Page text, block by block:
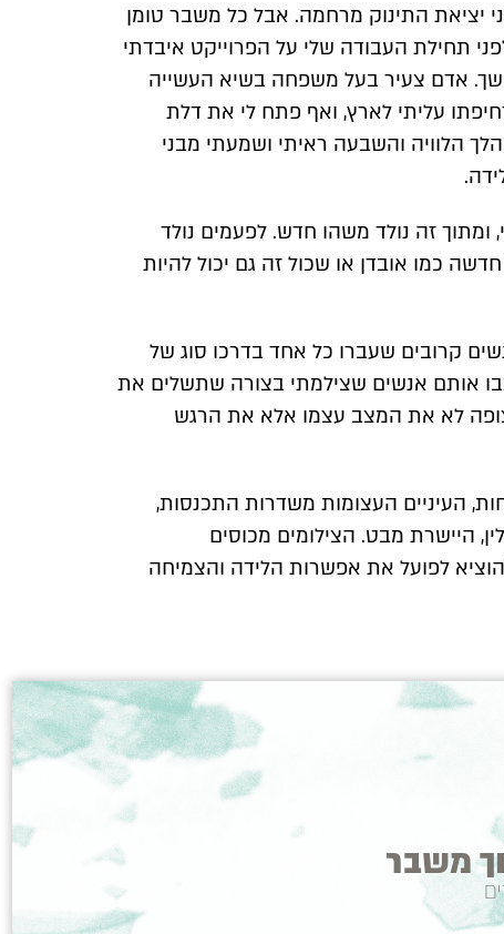
יציאת התינוק מרחמה. אבל כל משבר טומן
תחילת העבודה שלי על הפרוייקט איבדתי
אדם צעיר בעל משפחה בשיא העשייה
עליתי לארץ, ואף פתח לי את דלת
הלוויה והשבעה ראיתי ושמעתי מבני
זה נולד משהו חדש. לפעמים נולד
כמו אובדן או שכול זה גם יכול להיות
קרובים שעברו כל אחד בדרכו סוג של
אותם אנשים שצילמתי בצורה שתשלים את
לצופה לא את המצב עצמו אלא את הרגש
העיניים העצומות משדרות התכנסות,
היישרת מבט. הצילומים מכוסים
לפועל את אפשרות הלידה והצמיחה